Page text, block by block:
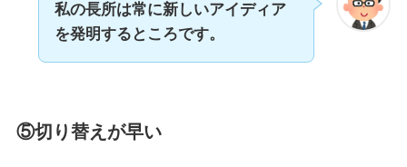
私の長所は常に新しいアイディア
を発明するところです。
⑤切り替えが早い